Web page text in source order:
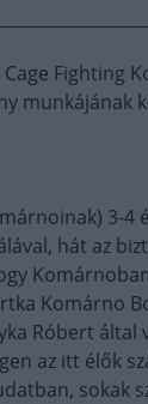
Fighting
munkájának
3-4
hát az
Komárno
Róbert
az itt élők
sokak